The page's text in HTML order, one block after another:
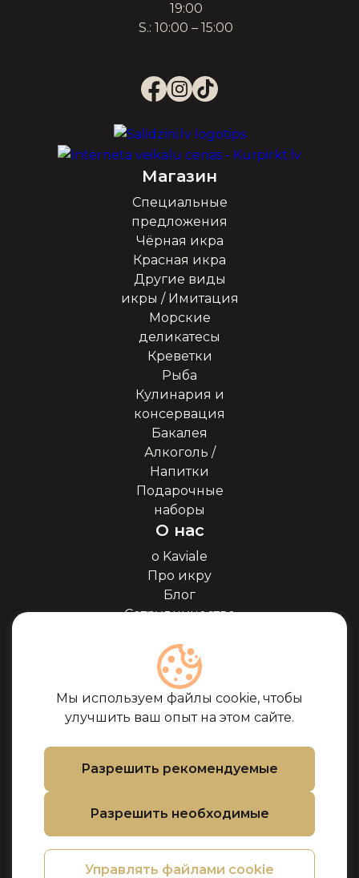
Мы используем файлы cookie, чтобы
улучшить ваш опыт на этом сайте.
Разрешить рекомендуемые
Разрешить необходимые
Управлять файлами cookie
19:00
S.: 10:00 – 15:00
Магазин
Специальные
предложения
Чёрная икра
Красная икра
Другие виды
икры / Имитация
Морские
деликатесы
Креветки
Рыба
Кулинария и
консервация
Бакалея
Алкоголь /
Напитки
Подарочные
наборы
О нас
о Kaviale
Про икру
Блог
Сотрудничество
Сертификаты
Часто задоваемые
вопросы
Поддержка
Политика
файлов cookie
Политика
конфиденциальности
Политика